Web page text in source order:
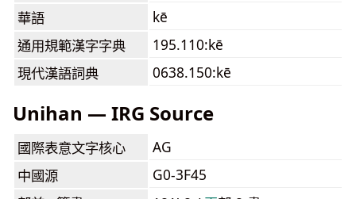
華語
kē
通用規範漢字字典
195.110:kē
現代漢語詞典
0638.150:kē
Unihan — IRG Source
國際表意文字核心
AG
中國源
G0-3F45